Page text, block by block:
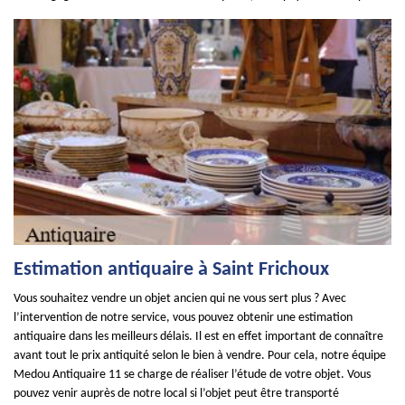
Estimation antiquaire à Saint Frichoux
Vous souhaitez vendre un objet ancien qui ne vous sert plus ? Avec
l’intervention de notre service, vous pouvez obtenir une estimation
antiquaire dans les meilleurs délais. Il est en effet important de connaître
avant tout le prix antiquité selon le bien à vendre. Pour cela, notre équipe
Medou Antiquaire 11 se charge de réaliser l’étude de votre objet. Vous
pouvez venir auprès de notre local si l’objet peut être transporté